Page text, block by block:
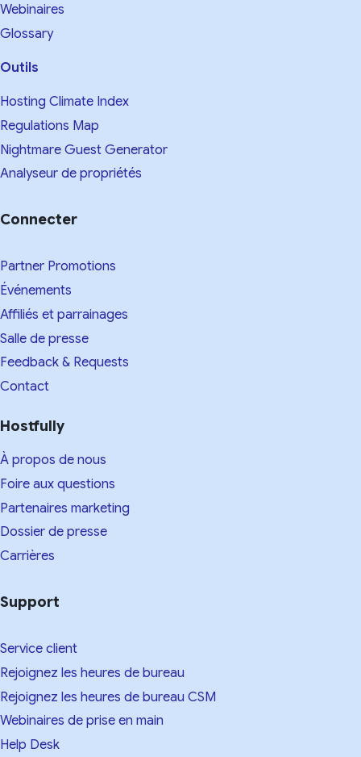
Webinaires
Glossary
Outils
Hosting Climate Index
Regulations Map
Nightmare Guest Generator
Analyseur de propriétés
Connecter
Partner Promotions
Événements
Affiliés et parrainages
Salle de presse
Feedback & Requests
Contact
Hostfully
À propos de nous
Foire aux questions
Partenaires marketing
Dossier de presse
Carrières
Support
Service client
Rejoignez les heures de bureau
Rejoignez les heures de bureau CSM
Webinaires de prise en main
Help Desk